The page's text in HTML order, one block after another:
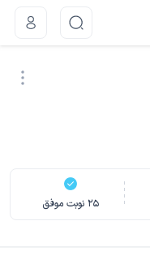
25 نوبت موفق